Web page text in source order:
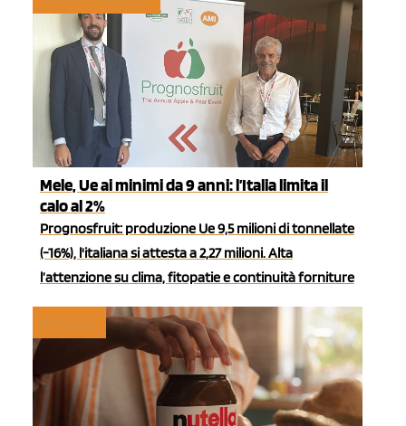
Mele, Ue ai minimi da 9 anni: l’Italia limita il
calo al 2%
Prognosfruit: produzione Ue 9,5 milioni di tonnellate
(-16%), l'italiana si attesta a 2,27 milioni. Alta
l’attenzione su clima, fitopatie e continuità forniture